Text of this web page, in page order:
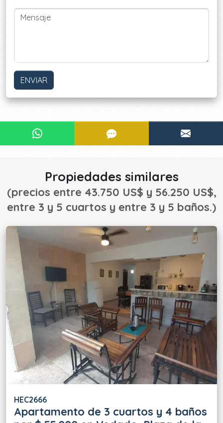
ENVIAR
¿Le interesa?
¡CONTACTE AHORA!
CONTACTAR POR WHATSAPP
CONTACTAR POR SMS
Propiedades similares
(precios entre 43.750 US$ y 56.250 US$,
entre 3 y 5 cuartos y entre 3 y 5 baños.)
HEC2666
Apartamento de 3 cuartos y 4 baños